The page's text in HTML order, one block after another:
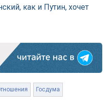
как и Путин, хочет
Госдума